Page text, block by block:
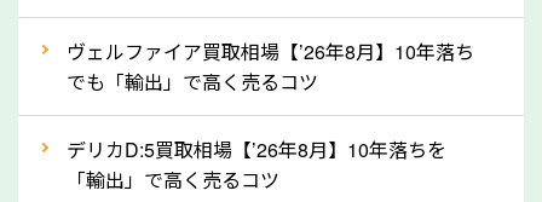
ってきます！
自動車税の還付金は、先に年払いしていた自動車税が
月割りで返還されるものです。ですから、自動車税の
還付金は早めに売却するほど多く還付されます。不要
ヴェルファイア買取相場【’26年8月】10年落ち
でも「輸出」で高く売るコツ
デリカD:5買取相場【’26年8月】10年落ちを
「輸出」で高く売るコツ